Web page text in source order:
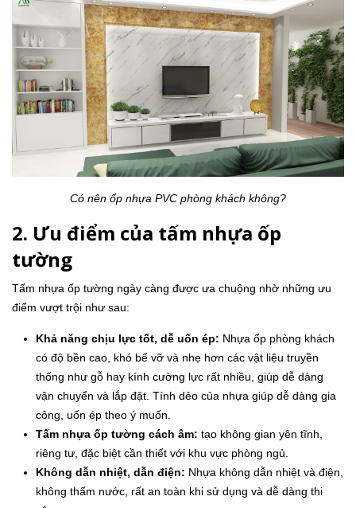
Có nên ốp nhựa PVC phòng khách không?
2. Ưu điểm của tấm nhựa ốp
tường
Tấm nhựa ốp tường ngày càng được ưa chuộng nhờ những ưu
điểm vượt trội như sau:
Khả năng chịu lực tốt, dễ uốn ép: Nhựa ốp phòng khách
có độ bền cao, khó bể vỡ và nhẹ hơn các vật liệu truyền
thống như gỗ hay kính cường lực rất nhiều, giúp dễ dàng
vận chuyển và lắp đặt. Tính dẻo của nhựa giúp dễ dàng gia
công, uốn ép theo ý muốn.
Tấm nhựa ốp tường cách âm: tạo không gian yên tĩnh,
riêng tư, đặc biệt cần thiết với khu vực phòng ngủ.
Không dẫn nhiệt, dẫn điện: Nhựa không dẫn nhiệt và điện,
không thấm nước, rất an toàn khi sử dụng và dễ dàng thi